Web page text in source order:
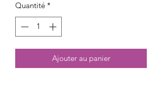
Quantité *
Ajouter au panier